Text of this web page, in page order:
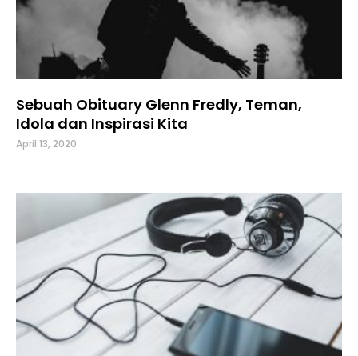
Sebuah Obituary Glenn Fredly, Teman,
Idola dan Inspirasi Kita
April 13, 2020